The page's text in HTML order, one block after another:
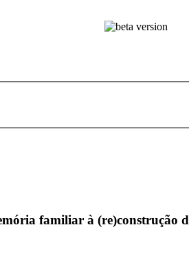
familiar à (re)construção